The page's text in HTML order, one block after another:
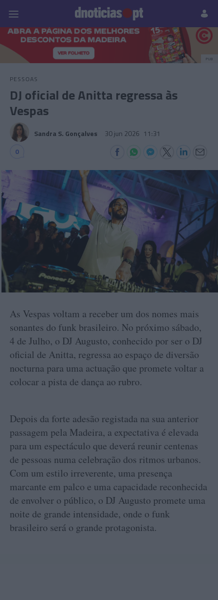
Prazeres Paisagens
PUB
PESSOAS
DJ oficial de Anitta regressa às
Vespas
Sandra S. Gonçalves 30 jun 2026 11:31
0
As Vespas voltam a receber um dos nomes mais
sonantes do funk brasileiro. No próximo sábado,
4 de Julho, o DJ Augusto, conhecido por ser o DJ
oficial de Anitta, regressa ao espaço de diversão
nocturna para uma actuação que promete voltar a
colocar a pista de dança ao rubro.
Depois da forte adesão registada na sua anterior
passagem pela Madeira, a expectativa é elevada
para um espectáculo que deverá reunir centenas
de pessoas numa celebração dos ritmos urbanos.
Com um estilo irreverente, uma presença
marcante em palco e uma capacidade reconhecida
de envolver o público, o DJ Augusto promete uma
noite de grande intensidade, onde o funk
brasileiro será o grande protagonista.